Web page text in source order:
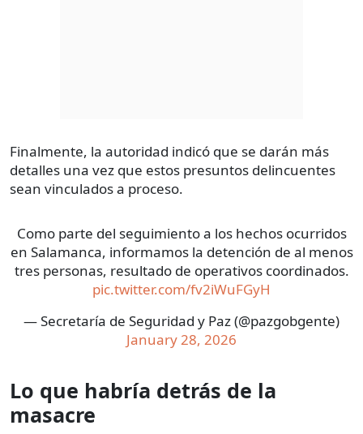
Finalmente, la autoridad indicó que se darán más
detalles una vez que estos presuntos delincuentes
sean vinculados a proceso.
Como parte del seguimiento a los hechos ocurridos
en Salamanca, informamos la detención de al menos
tres personas, resultado de operativos coordinados.
pic.twitter.com/fv2iWuFGyH
— Secretaría de Seguridad y Paz (@pazgobgente)
January 28, 2026
Lo que habría detrás de la
masacre